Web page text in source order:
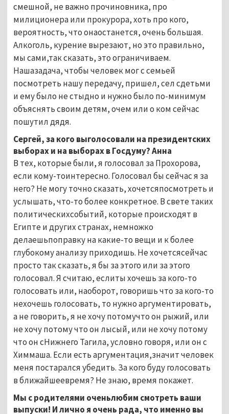
смешной, не важно прочиновника, про
милиционера или прокурора, хоть про кого,
вероятность, что онаостанется, очень большая.
Алкоголь, курение вырезают, но это правильно,
мы сами,так сказать, это ограничиваем.
Нашазадача, чтобы человек мог с семьей
посмотреть нашу передачу, пришел, сел сдетьми
и ему было не стыдно и нужно было по-минимум
объяснять своим детям, очем или о ком сейчас
пошутил дядя.
Сергей, за кого выголосовали на президентских
выборах и на выборах в Госдуму? Анна
В тех, которые были, я голосовал за Прохорова,
если кому-тоинтересно. Голосовал бы сейчас я за
него? Не могу точно сказать, хочетсяпосмотреть и
услышать, что-то более конкретное. В свете таких
политическихсобытий, которые происходят в
Египте и других странах, немножко
делаешьпоправку на какие-то вещи и к более
глубокому анализу приходишь. Не хочетсясейчас
просто так сказать, я бы за этого или за этого
голосовал. Я считаю, еслиты хочешь за кого-то
голосовать или, наоборот, говоришь что за кого-то
нехочешь голосовать, то нужно аргументировать,
а не говорить, я не хочу потомучто он рыжий, или
не хочу потому что он лысый, или не хочу потому
что он сНижнего Тагила, условно говоря, или он с
Химмаша. Если есть аргументация,значит человек
меня постарался убедить. За кого буду голосовать
в ближайшеевремя? Не знаю, время покажет.
Мы с родителями оченьлюбим смотреть ваши
выпуски! И лично я очень рада, что именно вы